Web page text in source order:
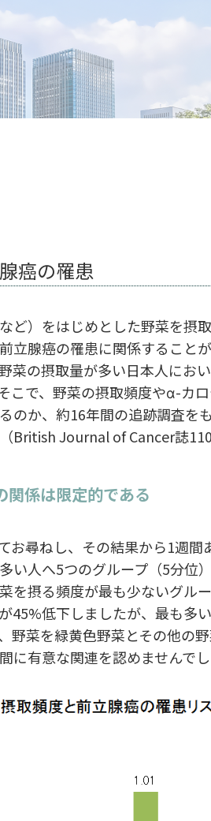
癌の罹患
ど）をはじめとした野菜を摂
立腺癌の罹患に関係すること
菜の摂取量が多い日本人にお
こで、野菜の摂取頻度やα-カ
のか、約16年間の追跡調査を
British Journal of Cancer誌110
関係は限定的である
お尋ねし、その結果から1週間
い人へ5つのグループ（5分位
を摂る頻度が最も少ないグル
45%低下しましたが、最も多
菜を緑黄色野菜とその他の野
に有意な関連を認めませんでし